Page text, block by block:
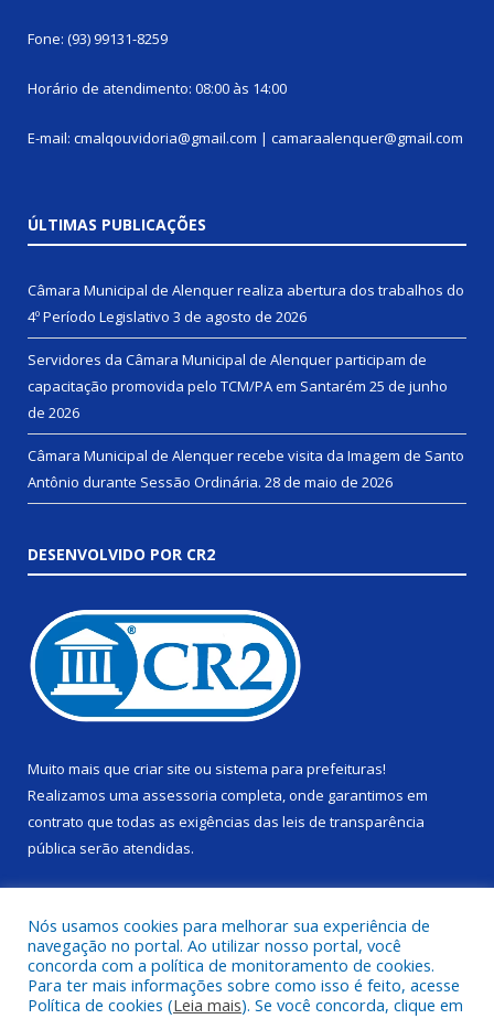
Fone: (93) 99131-8259
Horário de atendimento: 08:00 às 14:00
E-mail: cmalqouvidoria@gmail.com | camaraalenquer@gmail.com
ÚLTIMAS PUBLICAÇÕES
Câmara Municipal de Alenquer realiza abertura dos trabalhos do
4º Período Legislativo 3 de agosto de 2026
Servidores da Câmara Municipal de Alenquer participam de
capacitação promovida pelo TCM/PA em Santarém 25 de junho
de 2026
Câmara Municipal de Alenquer recebe visita da Imagem de Santo
Antônio durante Sessão Ordinária. 28 de maio de 2026
DESENVOLVIDO POR CR2
Muito mais que criar site ou sistema para prefeituras!
Realizamos uma assessoria completa, onde garantimos em
contrato que todas as exigências das leis de transparência
pública serão atendidas.
Todos os direitos reservados a Câmara Municipal de Alenquer.
Nós usamos cookies para melhorar sua experiência de
navegação no portal. Ao utilizar nosso portal, você
concorda com a política de monitoramento de cookies.
Para ter mais informações sobre como isso é feito, acesse
Política de cookies (Leia mais). Se você concorda, clique em